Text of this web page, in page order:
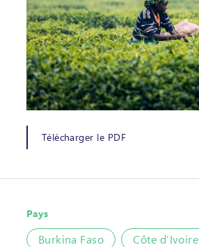
Télécharger le PDF
Pays
Burkina Faso Côte d’Ivoire